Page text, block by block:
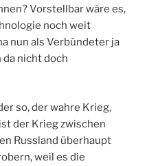
Vorstellbar wäre es,
noch weit
nun als Verbündeter ja
da nicht doch
so, der wahre Krieg,
der Krieg zwischen
Russland überhaupt
weil es die